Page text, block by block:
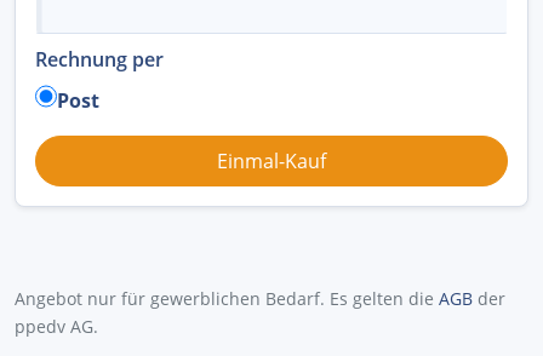
Rechnung per
Post
Angebot nur für gewerblichen Bedarf. Es gelten die AGB der
ppedv AG.